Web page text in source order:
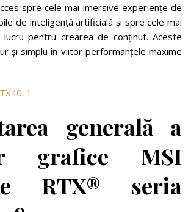
spre cele mai imersive experiențe de
de inteligență artificială și spre cele mai
pentru crearea de conținut. Aceste
și simplu în viitor performanțele maxime
generală a
grafice MSI
RTX® seria